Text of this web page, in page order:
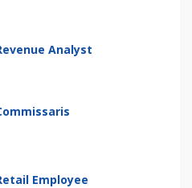
Analyst
Employee